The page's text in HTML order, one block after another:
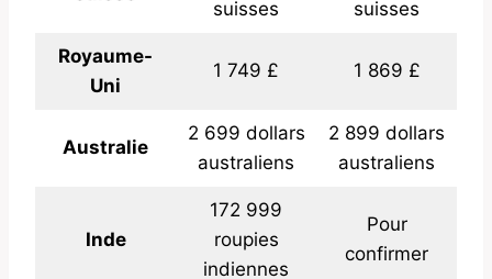
suisses
suisses
Royaume-
Uni
1 749 £ 1 869 £
Australie
2 699 dollars
australiens
2 899 dollars
australiens
Inde
172 999
roupies
indiennes
Pour
confirmer